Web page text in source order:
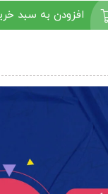
افزودن به سبد